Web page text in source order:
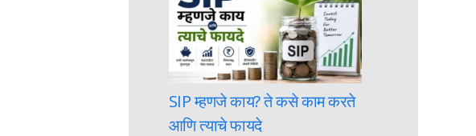
SIP म्हणजे काय? ते कसे काम करते
आणि त्याचे फायदे